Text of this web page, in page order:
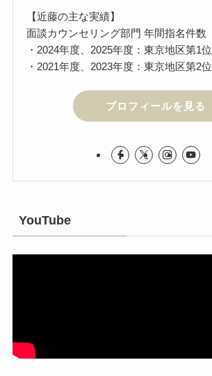
【近藤の主な実績】
面談カウンセリング部門 年間指名件数
・2024年度、2025年度：東京地区第1位
・2021年度、2023年度：東京地区第2位
プロフィールを見る
YouTube